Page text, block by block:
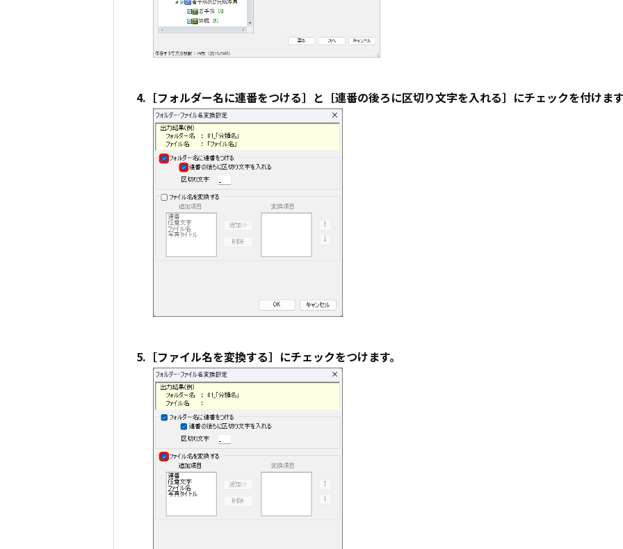
4.［フォルダー名に連番をつける］と［連番の後ろに区切り文字を入れる］にチェックを付けま
5.［ファイル名を変換する］にチェックをつけます。